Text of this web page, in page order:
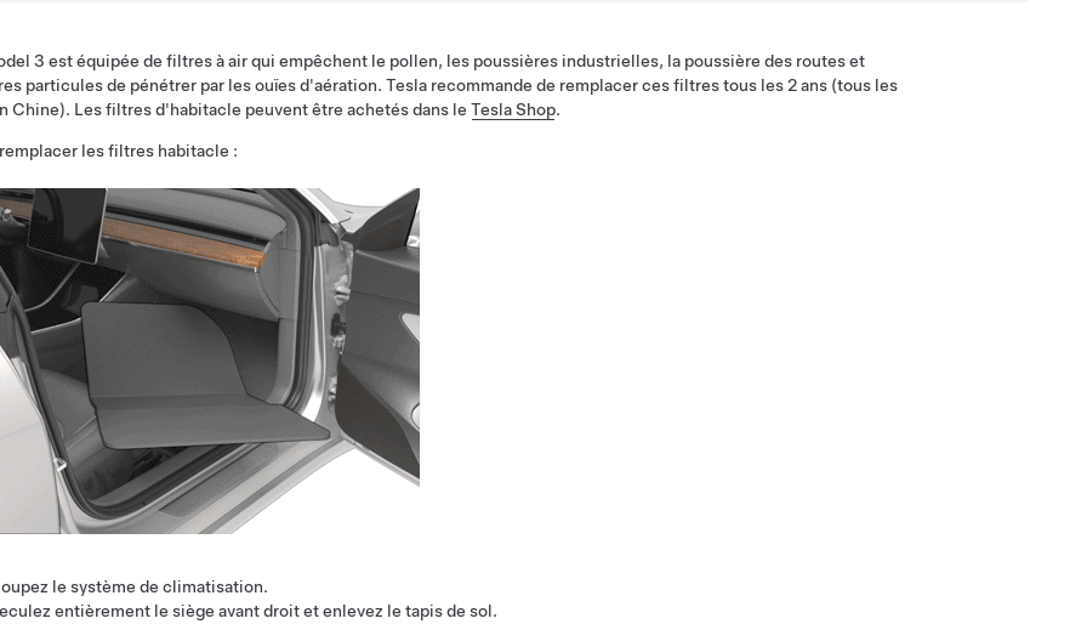
3 est équipée de filtres à air qui empêchent le pollen, les poussières industrielles, la poussière des routes et
particules de pénétrer par les ouïes d'aération. Tesla recommande de remplacer ces filtres tous les 2 ans (tous les
Chine). Les filtres d'habitacle peuvent être achetés dans le Tesla Shop.
les filtres habitacle :
le système de climatisation.
entièrement le siège avant droit et enlevez le tapis de sol.